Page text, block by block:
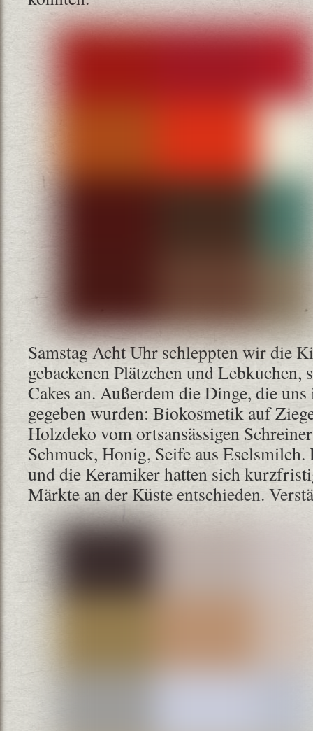
Samstag Acht Uhr schleppten wir die
gebackenen Plätzchen und
Cakes an. Außerdem die Dinge, die
gegeben wurden: Biokosmetik auf
Holzdeko vom ortsansässigen
Schmuck, Honig, Seife aus
und die Keramiker hatten sich
Märkte an der Küste entschieden.